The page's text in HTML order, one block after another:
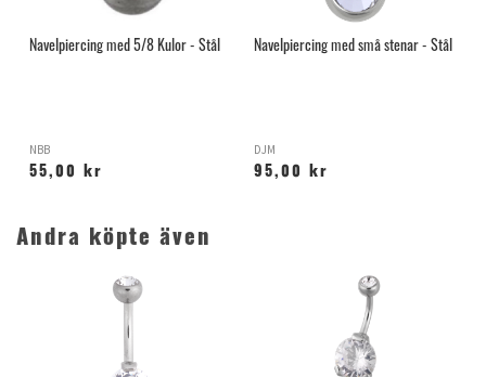
Navelpiercing med 5/8 Kulor - Stål
NBB
55,00 kr
Navelpiercing med små stenar - Stål
DJM
95,00 kr
Andra köpte även